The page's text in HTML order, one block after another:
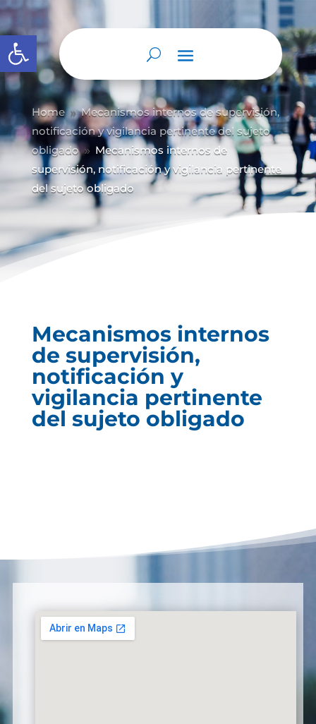
Abrir barra de herramientas
Home 9 Mecanismos internos de supervisión,
notificación y vigilancia pertinente del sujeto
obligado 9 Mecanismos internos de
supervisión, notificación y vigilancia pertinente
del sujeto obligado
Mecanismos internos
de supervisión,
notificación y
vigilancia pertinente
del sujeto obligado